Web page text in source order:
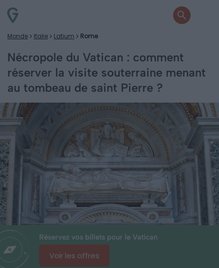
Monde Italie Latium Rome
Nécropole du Vatican : comment
réserver la visite souterraine menant
au tombeau de saint Pierre ?
Réservez vos billets pour le Vatican
Voir les offres